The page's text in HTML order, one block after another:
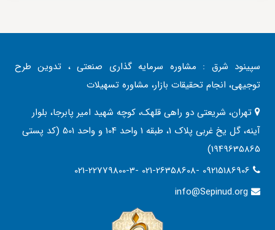
سپینود شرق : مشاوره سرمایه گذاری صنعتی ، تدوین طرح
توجیهی، انجام تحقیقات بازار، مشاوره تسهیلات
تهران، شریعتی دو راهی قلهک، کوچه شهید امیر پابرجا، بلوار
آینه، گل یخ غربی پلاک 1، طبقه 1 واحد 104 و واحد 501 (کد پستی
1949635865)
021-22779800-3- 021-26358608- 09215186906
info@Sepinud.org